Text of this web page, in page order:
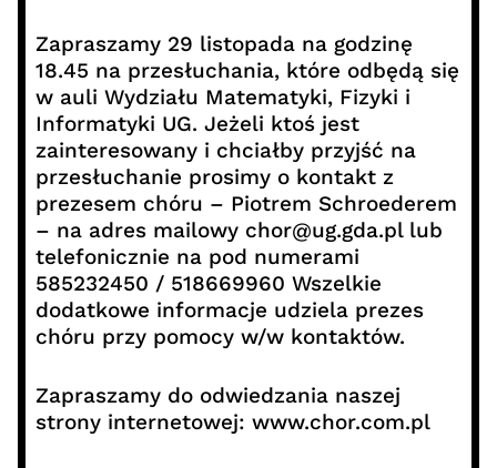
Zapraszamy 29 listopada na godzinę
18.45 na przesłuchania, które odbędą się
w auli Wydziału Matematyki, Fizyki i
Informatyki UG. Jeżeli ktoś jest
zainteresowany i chciałby przyjść na
przesłuchanie prosimy o kontakt z
prezesem chóru – Piotrem Schroederem
– na adres mailowy chor@ug.gda.pl lub
telefonicznie na pod numerami
585232450 / 518669960 Wszelkie
dodatkowe informacje udziela prezes
chóru przy pomocy w/w kontaktów.
Zapraszamy do odwiedzania naszej
strony internetowej: www.chor.com.pl